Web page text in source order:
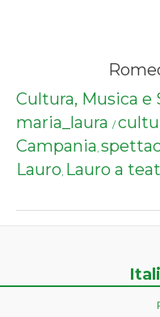
Cultura, Musica e
maria_laura /
Campania,
Lauro, Lauro a